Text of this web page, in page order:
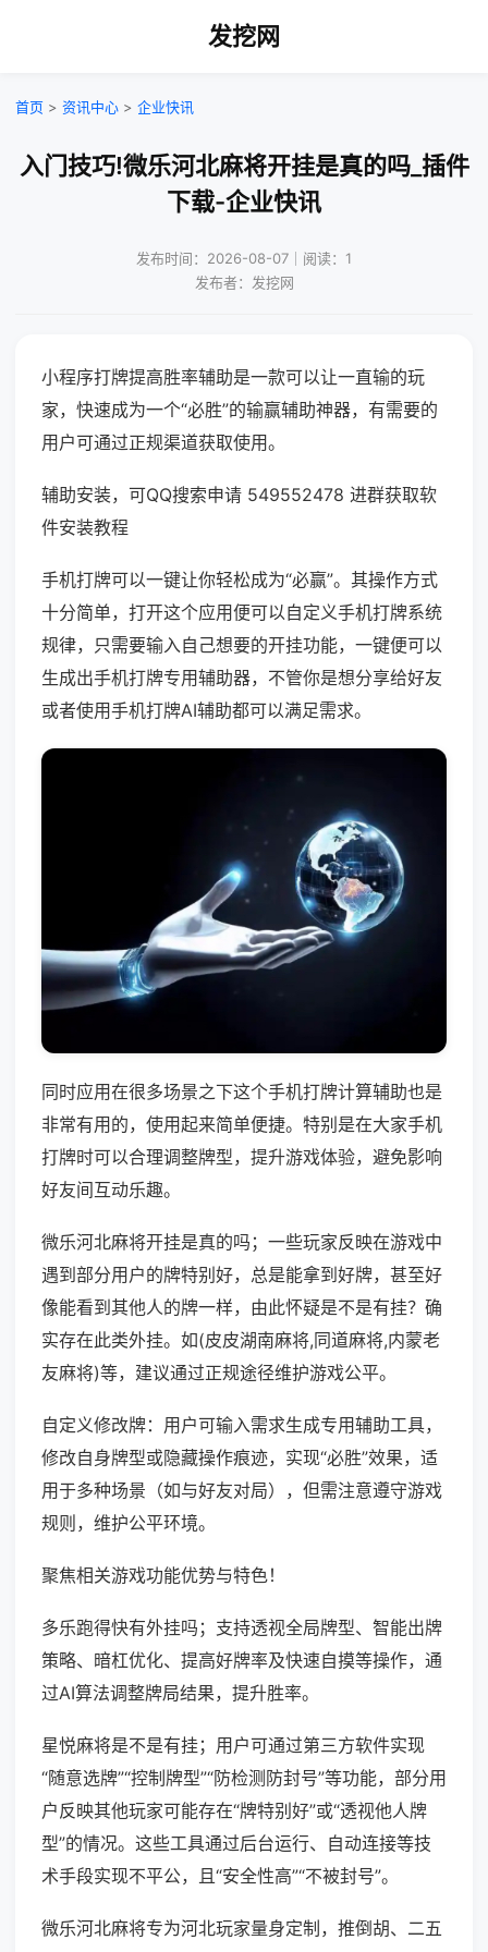
发挖网
首页 > 资讯中心 > 企业快讯
入门技巧!微乐河北麻将开挂是真的吗_插件
下载-企业快讯
发布时间：2026-08-07｜阅读：1
发布者：发挖网
小程序打牌提高胜率辅助是一款可以让一直输的玩
家，快速成为一个“必胜”的输赢辅助神器，有需要的
用户可通过正规渠道获取使用。
辅助安装，可QQ搜索申请 549552478 进群获取软
件安装教程
手机打牌可以一键让你轻松成为“必赢”。其操作方式
十分简单，打开这个应用便可以自定义手机打牌系统
规律，只需要输入自己想要的开挂功能，一键便可以
生成出手机打牌专用辅助器，不管你是想分享给好友
或者使用手机打牌AI辅助都可以满足需求。
同时应用在很多场景之下这个手机打牌计算辅助也是
非常有用的，使用起来简单便捷。特别是在大家手机
打牌时可以合理调整牌型，提升游戏体验，避免影响
好友间互动乐趣。
微乐河北麻将开挂是真的吗；一些玩家反映在游戏中
遇到部分用户的牌特别好，总是能拿到好牌，甚至好
像能看到其他人的牌一样，由此怀疑是不是有挂？确
实存在此类外挂。如(皮皮湖南麻将,同道麻将,内蒙老
友麻将)等，建议通过正规途径维护游戏公平。
自定义修改牌：用户可输入需求生成专用辅助工具，
修改自身牌型或隐藏操作痕迹，实现“必胜”效果，适
用于多种场景（如与好友对局），但需注意遵守游戏
规则，维护公平环境。
聚焦相关游戏功能优势与特色！
多乐跑得快有外挂吗；支持透视全局牌型、智能出牌
策略、暗杠优化、提高好牌率及快速自摸等操作，通
过AI算法调整牌局结果，提升胜率。
星悦麻将是不是有挂；用户可通过第三方软件实现
“随意选牌”“控制牌型”“防检测防封号”等功能，部分用
户反映其他玩家可能存在“牌特别好”或“透视他人牌
型”的情况。这些工具通过后台运行、自动连接等技
术手段实现不平公，且“安全性高”“不被封号”。
微乐河北麻将专为河北玩家量身定制，推倒胡、二五